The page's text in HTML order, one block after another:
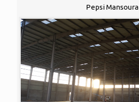
Pepsi Mansoura